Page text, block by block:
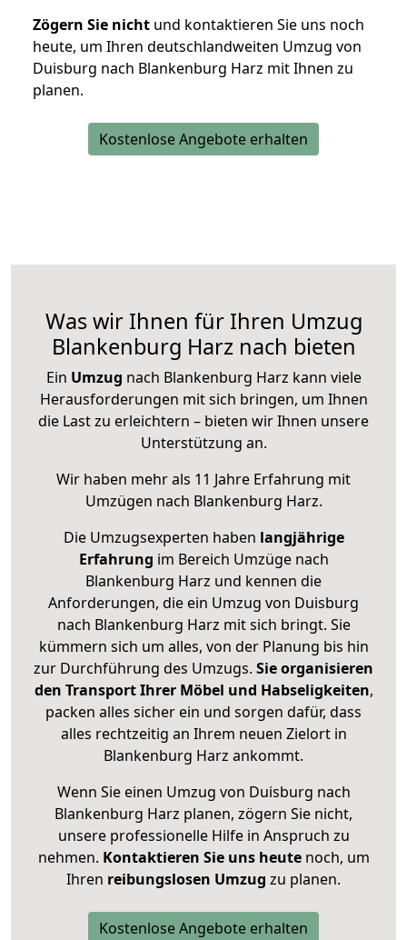
Zögern Sie nicht und kontaktieren Sie uns noch
heute, um Ihren deutschlandweiten Umzug von
Duisburg nach Blankenburg Harz mit Ihnen zu
planen.
Kostenlose Angebote erhalten
Was wir Ihnen für Ihren Umzug
Blankenburg Harz nach bieten
Ein Umzug nach Blankenburg Harz kann viele
Herausforderungen mit sich bringen, um Ihnen
die Last zu erleichtern – bieten wir Ihnen unsere
Unterstützung an.
Wir haben mehr als 11 Jahre Erfahrung mit
Umzügen nach Blankenburg Harz.
Die Umzugsexperten haben langjährige
Erfahrung im Bereich Umzüge nach
Blankenburg Harz und kennen die
Anforderungen, die ein Umzug von Duisburg
nach Blankenburg Harz mit sich bringt. Sie
kümmern sich um alles, von der Planung bis hin
zur Durchführung des Umzugs. Sie organisieren
den Transport Ihrer Möbel und Habseligkeiten,
packen alles sicher ein und sorgen dafür, dass
alles rechtzeitig an Ihrem neuen Zielort in
Blankenburg Harz ankommt.
Wenn Sie einen Umzug von Duisburg nach
Blankenburg Harz planen, zögern Sie nicht,
unsere professionelle Hilfe in Anspruch zu
nehmen. Kontaktieren Sie uns heutenoch, um
Ihren reibungslosen Umzug zu planen.
Kostenlose Angebote erhalten